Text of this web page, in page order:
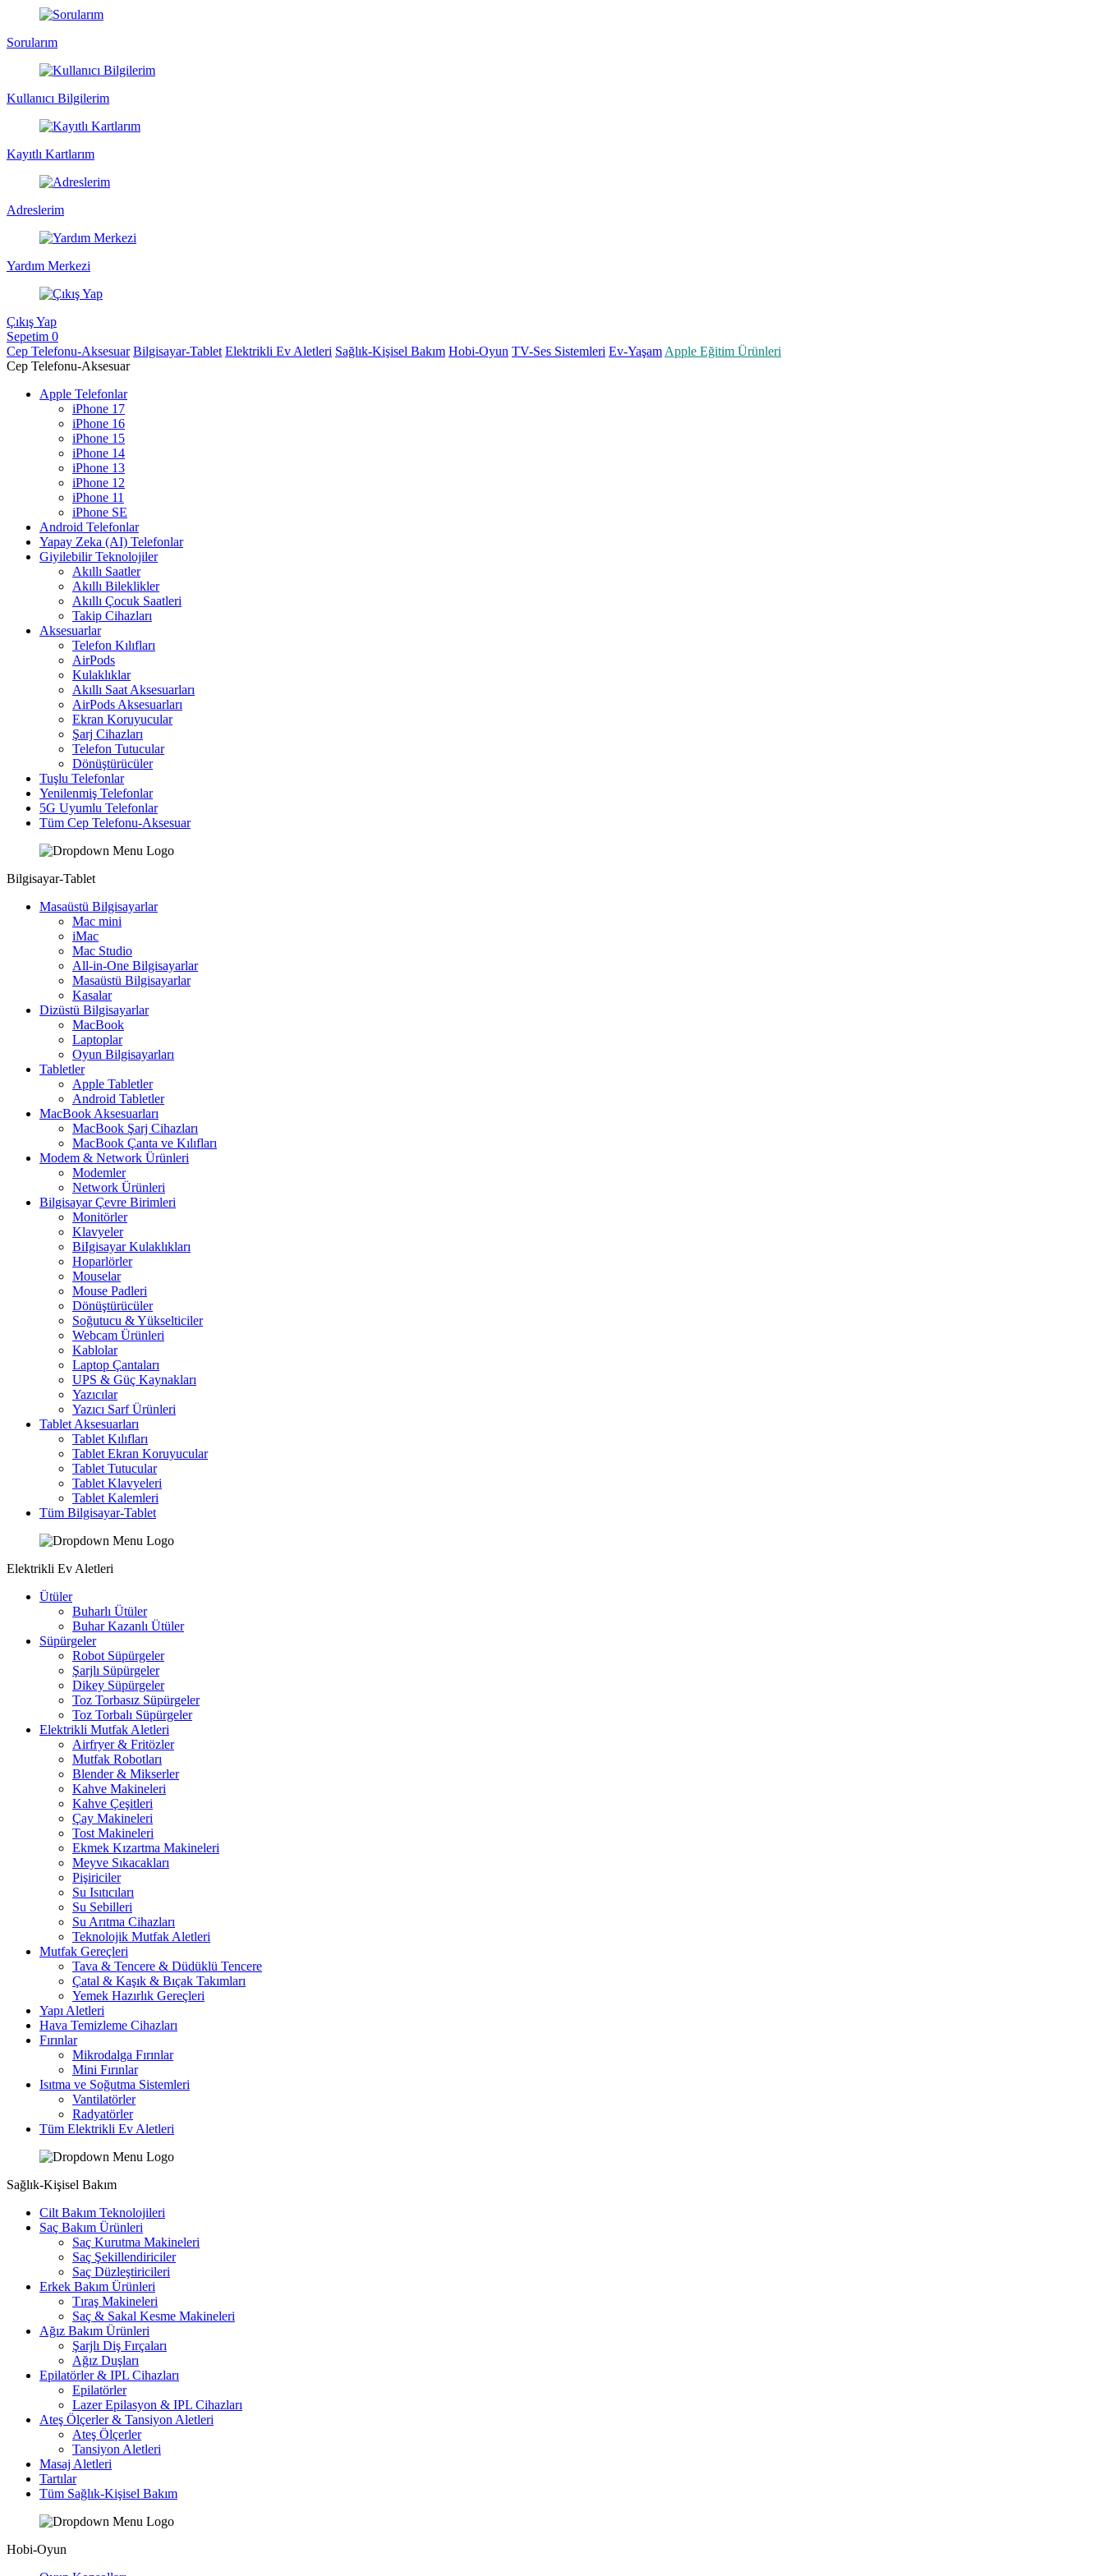
Sorularım
Kullanıcı Bilgilerim
Kayıtlı Kartlarım
Adreslerim
Yardım Merkezi
Çıkış Yap
Sepetim 0
Cep Telefonu-Aksesuar Bilgisayar-Tablet Elektrikli Ev Aletleri Sağlık-Kişisel Bakım Hobi-Oyun TV-Ses Sistemleri Ev-Yaşam Apple Eğitim Ürünleri
Cep Telefonu-Aksesuar
Apple Telefonlar
iPhone 17
iPhone 16
iPhone 15
iPhone 14
iPhone 13
iPhone 12
iPhone 11
iPhone SE
Android Telefonlar
Yapay Zeka (AI) Telefonlar
Giyilebilir Teknolojiler
Akıllı Saatler
Akıllı Bileklikler
Akıllı Çocuk Saatleri
Takip Cihazları
Aksesuarlar
Telefon Kılıfları
AirPods
Kulaklıklar
Akıllı Saat Aksesuarları
AirPods Aksesuarları
Ekran Koruyucular
Şarj Cihazları
Telefon Tutucular
Dönüştürücüler
Tuşlu Telefonlar
Yenilenmiş Telefonlar
5G Uyumlu Telefonlar
Tüm Cep Telefonu-Aksesuar
Bilgisayar-Tablet
Masaüstü Bilgisayarlar
Mac mini
iMac
Mac Studio
All-in-One Bilgisayarlar
Masaüstü Bilgisayarlar
Kasalar
Dizüstü Bilgisayarlar
MacBook
Laptoplar
Oyun Bilgisayarları
Tabletler
Apple Tabletler
Android Tabletler
MacBook Aksesuarları
MacBook Şarj Cihazları
MacBook Çanta ve Kılıfları
Modem & Network Ürünleri
Modemler
Network Ürünleri
Bilgisayar Çevre Birimleri
Monitörler
Klavyeler
BiIgisayar Kulaklıkları
Hoparlörler
Mouselar
Mouse Padleri
Dönüştürücüler
Soğutucu & Yükselticiler
Webcam Ürünleri
Kablolar
Laptop Çantaları
UPS & Güç Kaynakları
Yazıcılar
Yazıcı Sarf Ürünleri
Tablet Aksesuarları
Tablet Kılıfları
Tablet Ekran Koruyucular
Tablet Tutucular
Tablet Klavyeleri
Tablet Kalemleri
Tüm Bilgisayar-Tablet
Elektrikli Ev Aletleri
Ütüler
Buharlı Ütüler
Buhar Kazanlı Ütüler
Süpürgeler
Robot Süpürgeler
Şarjlı Süpürgeler
Dikey Süpürgeler
Toz Torbasız Süpürgeler
Toz Torbalı Süpürgeler
Elektrikli Mutfak Aletleri
Airfryer & Fritözler
Mutfak Robotları
Blender & Mikserler
Kahve Makineleri
Kahve Çeşitleri
Çay Makineleri
Tost Makineleri
Ekmek Kızartma Makineleri
Meyve Sıkacakları
Pişiriciler
Su Isıtıcıları
Su Sebilleri
Su Arıtma Cihazları
Teknolojik Mutfak Aletleri
Mutfak Gereçleri
Tava & Tencere & Düdüklü Tencere
Çatal & Kaşık & Bıçak Takımları
Yemek Hazırlık Gereçleri
Yapı Aletleri
Hava Temizleme Cihazları
Fırınlar
Mikrodalga Fırınlar
Mini Fırınlar
Isıtma ve Soğutma Sistemleri
Vantilatörler
Radyatörler
Tüm Elektrikli Ev Aletleri
Sağlık-Kişisel Bakım
Cilt Bakım Teknolojileri
Saç Bakım Ürünleri
Saç Kurutma Makineleri
Saç Şekillendiriciler
Saç Düzleştiricileri
Erkek Bakım Ürünleri
Tıraş Makineleri
Saç & Sakal Kesme Makineleri
Ağız Bakım Ürünleri
Şarjlı Diş Fırçaları
Ağız Duşları
Epilatörler & IPL Cihazları
Epilatörler
Lazer Epilasyon & IPL Cihazları
Ateş Ölçerler & Tansiyon Aletleri
Ateş Ölçerler
Tansiyon Aletleri
Masaj Aletleri
Tartılar
Tüm Sağlık-Kişisel Bakım
Hobi-Oyun